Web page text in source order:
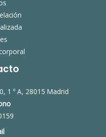
1 º A, 28015 Madrid